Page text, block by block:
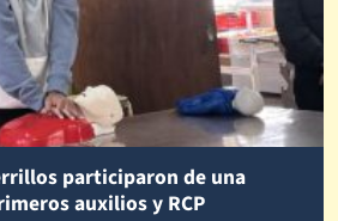
participaron de una
auxilios y RCP